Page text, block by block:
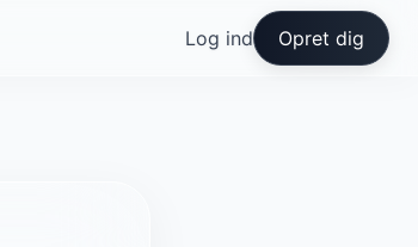
Log ind Opret dig